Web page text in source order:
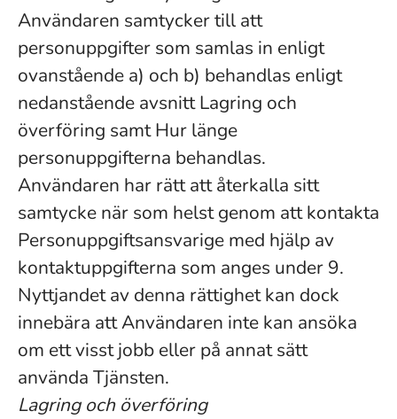
Användaren samtycker till att
personuppgifter som samlas in enligt
ovanstående a) och b) behandlas enligt
nedanstående avsnitt Lagring och
överföring samt Hur länge
personuppgifterna behandlas.
Användaren har rätt att återkalla sitt
samtycke när som helst genom att kontakta
Personuppgiftsansvarige med hjälp av
kontaktuppgifterna som anges under 9.
Nyttjandet av denna rättighet kan dock
innebära att Användaren inte kan ansöka
om ett visst jobb eller på annat sätt
använda Tjänsten.
Lagring och överföring